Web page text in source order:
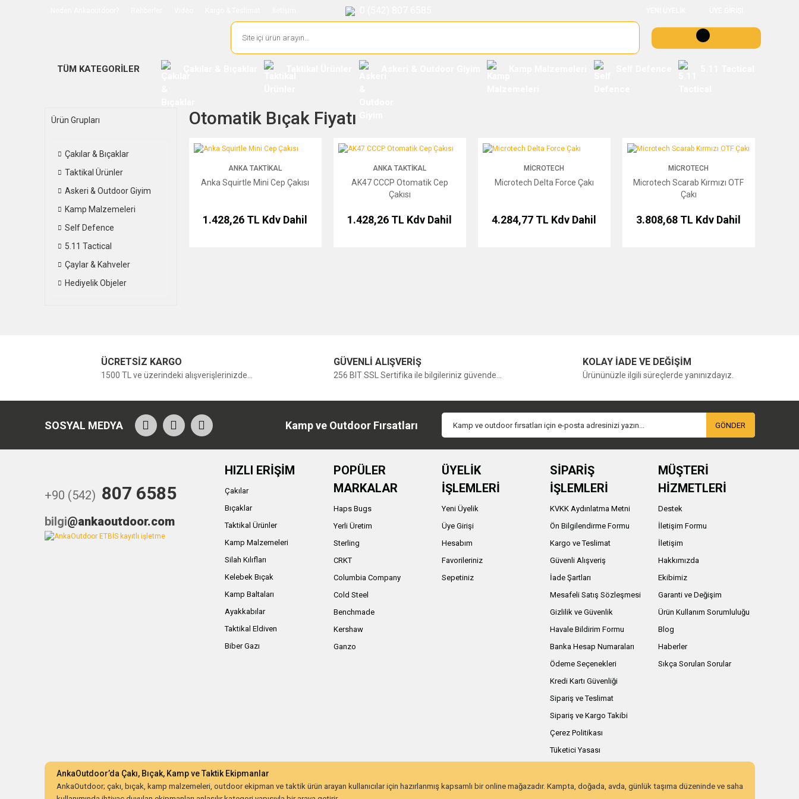
TÜM KATEGORİLER
Ürün Grupları
Çakılar & Bıçaklar
Taktikal Ürünler
Askeri & Outdoor Giyim
Kamp Malzemeleri
Self Defence
5.11 Tactical
Çaylar & Kahveler
Hediyelik Objeler
Otomatik Bıçak Fiyatı
Anka Squirtle Mini Cep Çakısı
ANKA TAKTIKAL
Anka Squirtle Mini Cep Çakısı
1.428,26 TL Kdv Dahil
AK47 CCCP Otomatik Cep Çakısı
ANKA TAKTIKAL
AK47 CCCP Otomatik Cep
Çakısı
1.428,26 TL Kdv Dahil
Microtech Delta Force Çakı
MICROTECH
Microtech Delta Force Çakı
4.284,77 TL Kdv Dahil
Microtech Scarab Kırmızı OTF Çakı
MICROTECH
Microtech Scarab Kırmızı OTF
Çakı
3.808,68 TL Kdv Dahil
ÜCRETSİZ KARGO
1500 TL ve üzerindeki alışverişlerinizde...
GÜVENLİ ALIŞVERİŞ
256 BIT SSL Sertifika ile bilgileriniz güvende...
KOLAY İADE VE DEĞİŞİM
Ürününüzle ilgili süreçlerde yanınızdayız.
SOSYAL MEDYA Kamp ve Outdoor Fırsatları GÖNDER
+90 (542) 807 6585
bilgi@ankaoutdoor.com
HIZLI ERİŞİM
Çakılar
Bıçaklar
Taktikal Ürünler
Kamp Malzemeleri
Silah Kılıfları
Kelebek Bıçak
Kamp Baltaları
Ayakkabılar
Taktikal Eldiven
Biber Gazı
POPÜLER
MARKALAR
Haps Bugs
Yerli Üretim
Sterling
CRKT
Columbia Company
Cold Steel
Benchmade
Kershaw
Ganzo
ÜYELİK
İŞLEMLERİ
Yeni Üyelik
Üye Girişi
Hesabım
Favorileriniz
Sepetiniz
SİPARİŞ
İŞLEMLERİ
KVKK Aydınlatma Metni
Ön Bilgilendirme Formu
Kargo ve Teslimat
Güvenli Alışveriş
İade Şartları
Mesafeli Satış Sözleşmesi
Gizlilik ve Güvenlik
Havale Bildirim Formu
Banka Hesap Numaraları
Ödeme Seçenekleri
Kredi Kartı Güvenliği
Sipariş ve Teslimat
Sipariş ve Kargo Takibi
Çerez Politikası
Tüketici Yasası
MÜŞTERİ
HİZMETLERİ
Destek
İletişim Formu
İletişim
Hakkımızda
Ekibimiz
Garanti ve Değişim
Ürün Kullanım Sorumluluğu
Blog
Haberler
Sıkça Sorulan Sorular
AnkaOutdoor’da Çakı, Bıçak, Kamp ve Taktik Ekipmanlar
AnkaOutdoor; çakı, bıçak, kamp malzemeleri, outdoor ekipman ve taktik ürün arayan kullanıcılar için hazırlanmış kapsamlı bir online mağazadır. Kampta, doğada, avda, günlük taşıma düzeninde ve saha